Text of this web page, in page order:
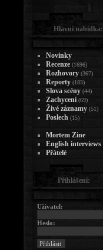
Hlavní nabídka:
Novinky
Recenze (1696)
Rozhovory (367)
Reporty (183)
Slova scény (44)
Zachycení (69)
Živé záznamy (51)
Poslech (15)
Mortem Zine
English interviews
Přátelé
Přihlášení:
Uživatel:
Heslo: